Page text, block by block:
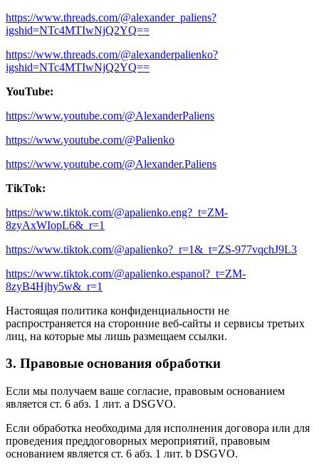
https://www.threads.com/@alexander_paliens?
igshid=NTc4MTIwNjQ2YQ==
https://www.threads.com/@alexanderpalienko?
igshid=NTc4MTIwNjQ2YQ==
YouTube:
https://www.youtube.com/@AlexanderPaliens
https://www.youtube.com/@Palienko
https://www.youtube.com/@Alexander.Paliens
TikTok:
https://www.tiktok.com/@apalienko.eng?_t=ZM-
8zyAxWIopL6&_r=1
https://www.tiktok.com/@apalienko?_r=1&_t=ZS-977vqchJ9L3
https://www.tiktok.com/@apalienko.espanol?_t=ZM-
8zyB4Hjhy5w&_r=1
Настоящая политика конфиденциальности не
распространяется на сторонние веб-сайты и сервисы третьих
лиц, на которые мы лишь размещаем ссылки.
3. Правовые основания обработки
Если мы получаем ваше согласие, правовым основанием
является ст. 6 абз. 1 лит. a DSGVO.
Если обработка необходима для исполнения договора или для
проведения преддоговорных мероприятий, правовым
основанием является ст. 6 абз. 1 лит. b DSGVO.